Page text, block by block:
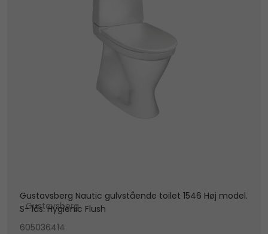
Gustavsberg Nautic gulvstående toilet 1546 Høj model.
S- lås. Hygienic Flush
Gustavsberg
605036414